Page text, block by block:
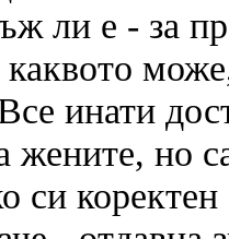
ли е - за
инати
жените, но
си